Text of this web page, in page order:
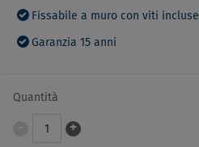
Fissabile a muro con viti incluse
Garanzia 15 anni
Quantità
1 +